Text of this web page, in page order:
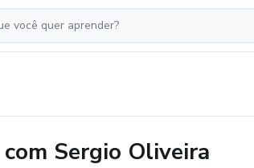
Sergio Oliveira